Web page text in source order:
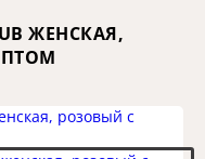
ЖЕНСКАЯ,